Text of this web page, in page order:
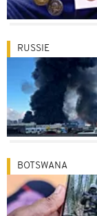
RUSSIE
BOTSWANA